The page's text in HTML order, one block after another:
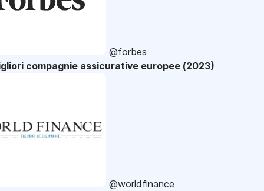
@forbes
compagnie assicurative europee (2023)
@worldfinance